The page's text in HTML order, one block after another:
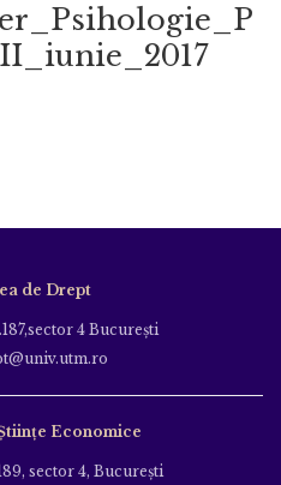
de Drept
4 Bucureşti
Economice
sector 4, Bucureşti